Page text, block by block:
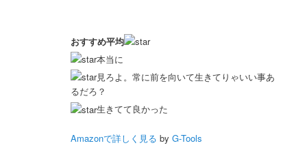
おすすめ平均
本当に
見ろよ。常に前を向いて生きてりゃいい事あ
るだろ？
生きてて良かった
Amazonで詳しく見る byG-Tools